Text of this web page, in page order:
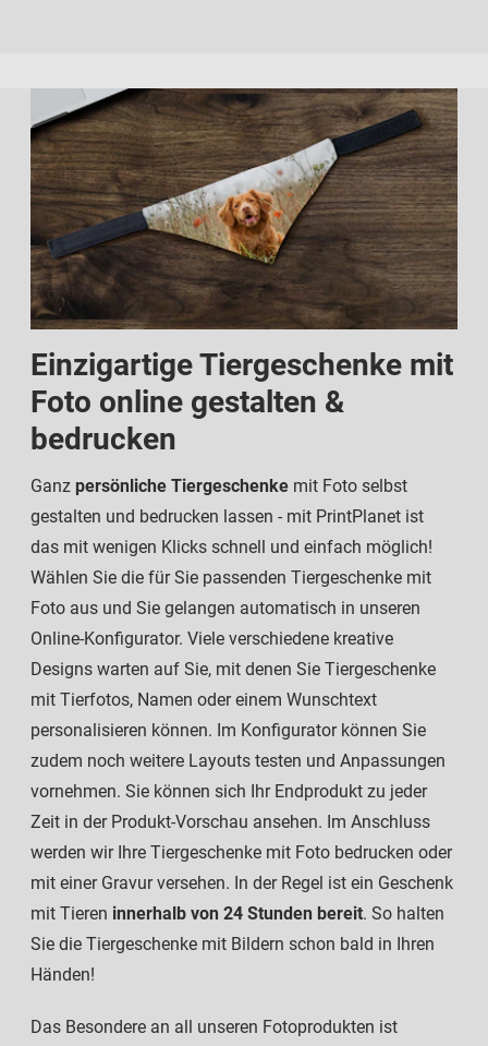
Einzigartige Tiergeschenke mit
Foto online gestalten &
bedrucken
Ganz persönliche Tiergeschenke mit Foto selbst
gestalten und bedrucken lassen - mit PrintPlanet ist
das mit wenigen Klicks schnell und einfach möglich!
Wählen Sie die für Sie passenden Tiergeschenke mit
Foto aus und Sie gelangen automatisch in unseren
Online-Konfigurator. Viele verschiedene kreative
Designs warten auf Sie, mit denen Sie Tiergeschenke
mit Tierfotos, Namen oder einem Wunschtext
personalisieren können. Im Konfigurator können Sie
zudem noch weitere Layouts testen und Anpassungen
vornehmen. Sie können sich Ihr Endprodukt zu jeder
Zeit in der Produkt-Vorschau ansehen. Im Anschluss
werden wir Ihre Tiergeschenke mit Foto bedrucken oder
mit einer Gravur versehen. In der Regel ist ein Geschenk
mit Tieren innerhalb von 24 Stunden bereit. So halten
Sie die Tiergeschenke mit Bildern schon bald in Ihren
Händen!
Das Besondere an all unseren Fotoprodukten ist